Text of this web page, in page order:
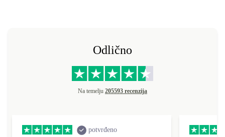
Odlično
Na temelju 205593 recenzija
potvrđeno